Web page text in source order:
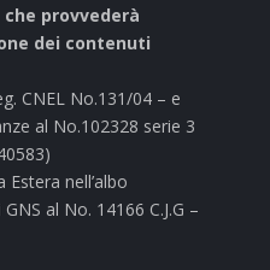
provvederà
dei contenuti
CNEL No.131/04 – e
al No.102328 serie 3
nell’albo
al No. 14166 C.J.G –